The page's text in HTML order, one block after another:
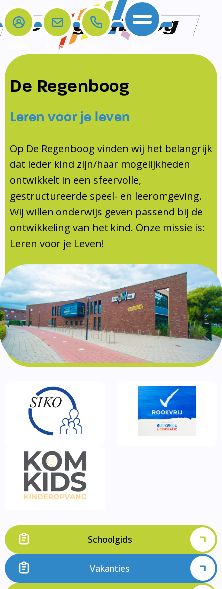
Home
De school
Opleiding en Stage
KomKids
Schoolvakanties
Ouderraad
Medezeggenschapsraad
Documentatie
Formulieren
SIKO
Ouders
Ouders
Contact
Contact
Contact
Samenwerkingen
Samenwerkingen
Schoollogopedist
E-mail
De Regenboog
Leren voor je leven
Op De Regenboog vinden wij het belangrijk
dat ieder kind zijn/haar mogelijkheden
ontwikkelt in een sfeervolle,
gestructureerde speel- en leeromgeving.
Wij willen onderwijs geven passend bij de
ontwikkeling van het kind. Onze missie is:
Leren voor je Leven!
Schoolgids
Vakanties